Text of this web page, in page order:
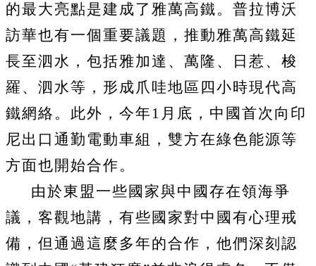
的最大亮點是建成了雅萬高鐵。普拉博沃
訪華也有一個重要議題，推動雅萬高鐵延
長至泗水，包括雅加達、萬隆、日惹、梭
羅、泗水等，形成爪哇地區四小時現代高
鐵網絡。此外，今年 1 月底，中國首次向印
尼出口通勤電動車組，雙方在綠色能源等
方面也開始合作。
由於東盟一些國家與中國存在領海爭
議，客觀地講，有些國家對中國有心理戒
備，但通過這麼多年的合作，他們深刻認